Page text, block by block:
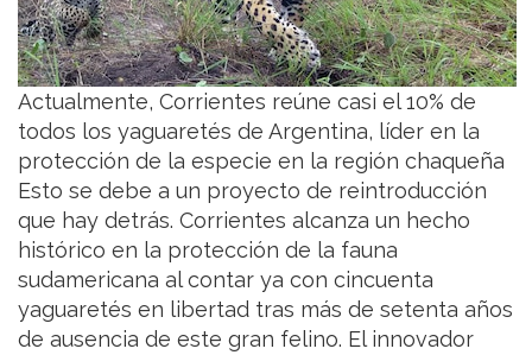
Actualmente, Corrientes reúne casi el 10% de
todos los yaguaretés de Argentina, líder en la
protección de la especie en la región chaqueña
Esto se debe a un proyecto de reintroducción
que hay detrás. Corrientes alcanza un hecho
histórico en la protección de la fauna
sudamericana al contar ya con cincuenta
yaguaretés en libertad tras más de setenta años
de ausencia de este gran felino. El innovador